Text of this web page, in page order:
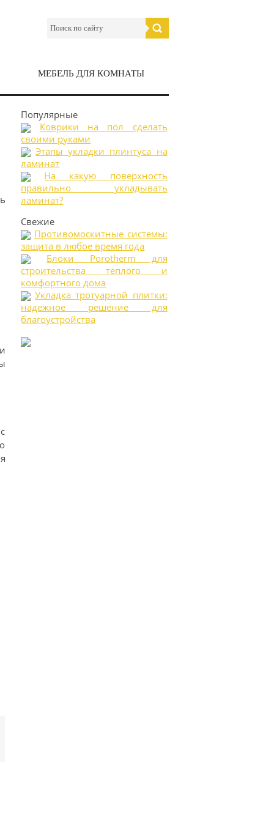
МЕБЕЛЬ ДЛЯ КОМНАТЫ
Популярные
Коврики на пол сделать
своими руками
Этапы укладки плинтуса на
ламинат
На какую поверхность
правильно укладывать
ламинат?
Свежие
Противомоскитные системы:
защита в любое время года
Блоки Porotherm для
строительства теплого и
комфортного дома
Укладка тротуарной плитки:
надежное решение для
благоустройства